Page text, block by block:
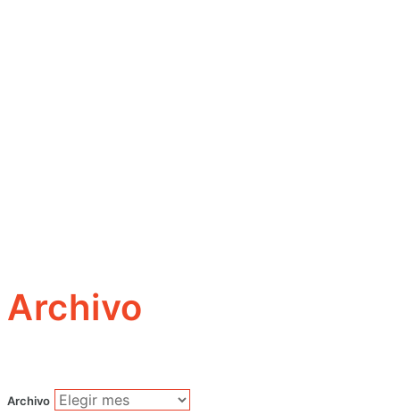
Archivo
Archivo